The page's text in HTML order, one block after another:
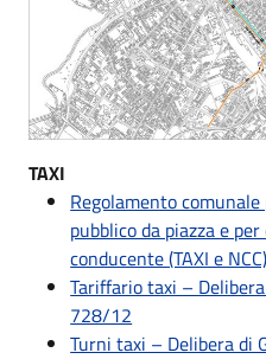
TAXI
Regolamento
pubblico da piazza e
conducente (TAXI e NCC)
Tariffario taxi –
728/12
Turni taxi – Delibera di